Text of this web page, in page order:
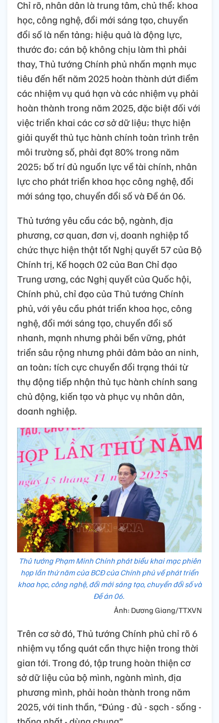
Chỉ rõ, nhân dân là trung tâm, chủ thể; khoa
học, công nghệ, đổi mới sáng tạo, chuyển
đổi số là nền tảng; hiệu quả là động lực,
thước đo; cán bộ không chịu làm thì phải
thay, Thủ tướng Chính phủ nhấn mạnh mục
tiêu đến hết năm 2025 hoàn thành dứt điểm
các nhiệm vụ quá hạn và các nhiệm vụ phải
hoàn thành trong năm 2025, đặc biệt đối với
việc triển khai các cơ sở dữ liệu; thực hiện
giải quyết thủ tục hành chính toàn trình trên
môi trường số, phải đạt 80% trong năm
2025; bố trí đủ nguồn lực về tài chính, nhân
lực cho phát triển khoa học công nghệ, đổi
mới sáng tạo, chuyển đổi số và Đề án 06.
Thủ tướng yêu cầu các bộ, ngành, địa
phương, cơ quan, đơn vị, doanh nghiệp tổ
chức thực hiện thật tốt Nghị quyết 57 của Bộ
Chính trị, Kế hoạch 02 của Ban Chỉ đạo
Trung ương, các Nghị quyết của Quốc hội,
Chính phủ, chỉ đạo của Thủ tướng Chính
phủ, với yêu cầu phát triển khoa học, công
nghệ, đổi mới sáng tạo, chuyển đổi số
nhanh, mạnh nhưng phải bền vững, phát
triển sâu rộng nhưng phải đảm bảo an ninh,
an toàn; tích cực chuyển đổi trạng thái từ
thụ động tiếp nhận thủ tục hành chính sang
chủ động, kiến tạo và phục vụ nhân dân,
doanh nghiệp.
Thủ tướng Phạm Minh Chính phát biểu khai mạc phiên
họp lần thứ năm của BCĐ của Chính phủ về phát triển
khoa học, công nghệ, đổi mới sáng tạo, chuyển đổi số và
Đề án 06.
Ảnh: Dương Giang/TTXVN
Trên cơ sở đó, Thủ tướng Chính phủ chỉ rõ 6
nhiệm vụ tổng quát cần thực hiện trong thời
gian tới. Trong đó, tập trung hoàn thiện cơ
sở dữ liệu của bộ mình, ngành mình, địa
phương mình, phải hoàn thành trong năm
2025, với tinh thần, “Đúng - đủ - sạch - sống -